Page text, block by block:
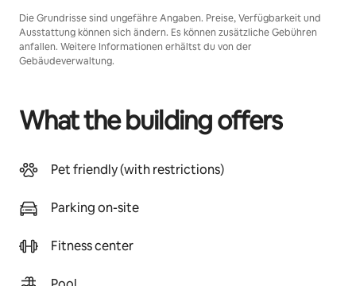
Die Grundrisse sind ungefähre Angaben. Preise, Verfügbarkeit und
Ausstattung können sich ändern. Es können zusätzliche Gebühren
anfallen. Weitere Informationen erhältst du von der
Gebäudeverwaltung.
What the building offers
Pet friendly (with restrictions)
Parking on-site
Fitness center